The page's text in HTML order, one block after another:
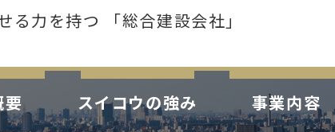
る力を持つ
「総合建設会社」
要 スイコウの強み 事業内容